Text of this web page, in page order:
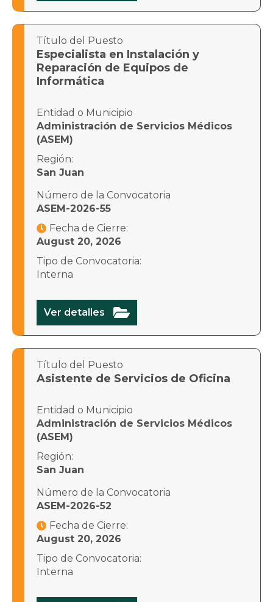
Título del Puesto
Especialista en Instalación y
Reparación de Equipos de
Informática
Entidad o Municipio
Administración de Servicios Médicos
(ASEM)
Región:
San Juan
Número de la Convocatoria
ASEM-2026-55
 Fecha de Cierre:
August 20, 2026
Tipo de Convocatoria:
Interna
Ver detalles 
Título del Puesto
Asistente de Servicios de Oficina
Entidad o Municipio
Administración de Servicios Médicos
(ASEM)
Región:
San Juan
Número de la Convocatoria
ASEM-2026-52
 Fecha de Cierre:
August 20, 2026
Tipo de Convocatoria:
Interna